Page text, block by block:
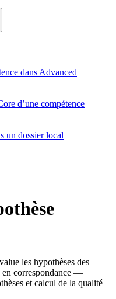
dans Advanced
d’une compétence
un dossier local
les hypothèses des
en correspondance —
et calcul de la qualité